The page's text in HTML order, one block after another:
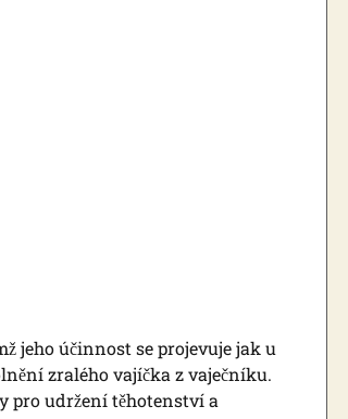
jeho účinnost se projevuje jak u
zralého vajíčka z vaječníku.
pro udržení těhotenství a